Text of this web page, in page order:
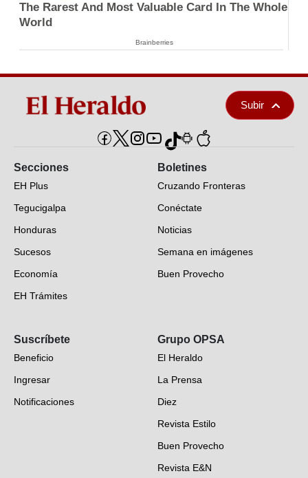
The Rarest And Most Valuable Card In The Whole
World
Brainberries
Subir
Secciones
EH Plus
Tegucigalpa
Honduras
Sucesos
Economía
EH Trámites
EH Verifica
Fotogalerías
Deportes
Videos
Boletines
Cruzando Fronteras
Conéctate
Noticias
Semana en imágenes
Buen Provecho
Suscríbete
Beneficio
Ingresar
Notificaciones
Grupo OPSA
El Heraldo
La Prensa
Diez
Revista Estilo
Buen Provecho
Revista E&N